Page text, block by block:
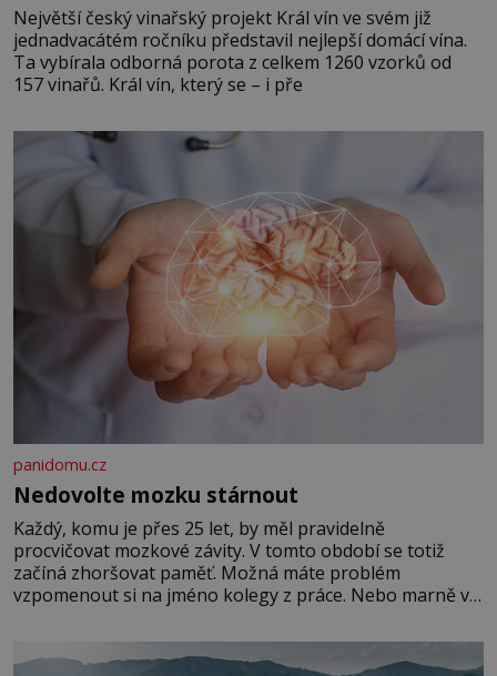
Největší český vinařský projekt Král vín ve svém již
jednadvacátém ročníku představil nejlepší domácí vína.
Ta vybírala odborná porota z celkem 1260 vzorků od
157 vinařů. Král vín, který se – i pře
panidomu.cz
Nedovolte mozku stárnout
Každý, komu je přes 25 let, by měl pravidelně
procvičovat mozkové závity. V tomto období se totiž
začíná zhoršovat paměť. Možná máte problém
vzpomenout si na jméno kolegy z práce. Nebo marně v
Je to opravdu tak, s věkem jako kdyby se paměť
rozhodla stávkovat. Cvičte